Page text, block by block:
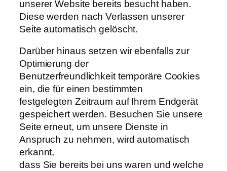
unserer Website bereits besucht haben.
Diese werden nach Verlassen unserer
Seite automatisch gelöscht.
Darüber hinaus setzen wir ebenfalls zur
Optimierung der
Benutzerfreundlichkeit temporäre Cookies
ein, die für einen bestimmten
festgelegten Zeitraum auf Ihrem Endgerät
gespeichert werden. Besuchen Sie unsere
Seite erneut, um unsere Dienste in
Anspruch zu nehmen, wird automatisch
erkannt,
dass Sie bereits bei uns waren und welche